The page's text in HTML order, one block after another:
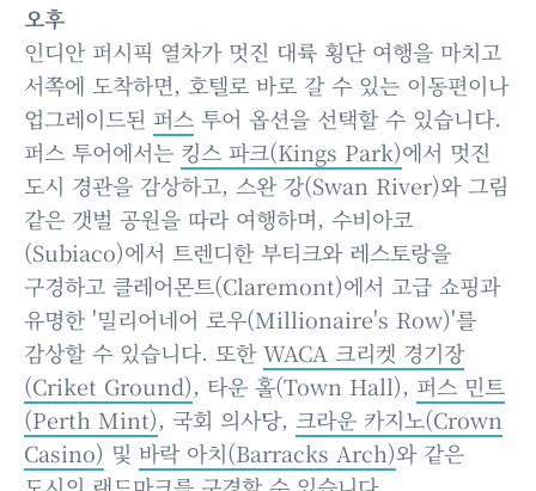
오후
인디안 퍼시픽 열차가 멋진 대륙 횡단 여행을 마치고
서쪽에 도착하면, 호텔로 바로 갈 수 있는 이동편이나
업그레이드된 퍼스 투어 옵션을 선택할 수 있습니다.
퍼스 투어에서는 킹스 파크(Kings Park)에서 멋진
도시 경관을 감상하고, 스완 강(Swan River)와 그림
같은 갯벌 공원을 따라 여행하며, 수비아코
(Subiaco)에서 트렌디한 부티크와 레스토랑을
구경하고 클레어몬트(Claremont)에서 고급 쇼핑과
유명한 '밀리어네어 로우(Millionaire's Row)'를
감상할 수 있습니다. 또한 WACA 크리켓 경기장
(Criket Ground), 타운 홀(Town Hall), 퍼스 민트
(Perth Mint), 국회 의사당, 크라운 카지노(Crown
Casino) 및 바락 아치(Barracks Arch)와 같은